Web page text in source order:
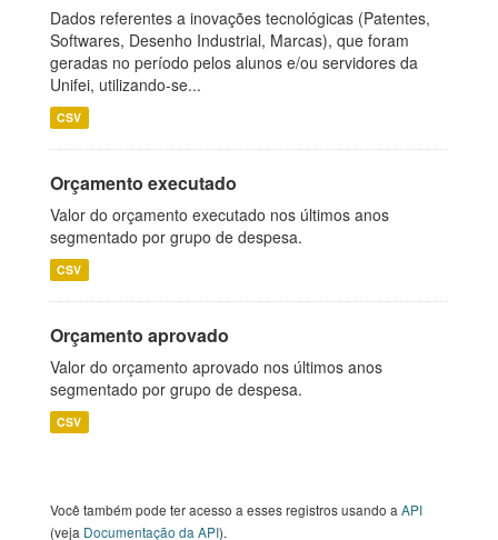
Dados referentes a inovações tecnológicas (Patentes,
Softwares, Desenho Industrial, Marcas), que foram
geradas no período pelos alunos e/ou servidores da
Unifei, utilizando-se...
CSV
Orçamento executado
Valor do orçamento executado nos últimos anos
segmentado por grupo de despesa.
CSV
Orçamento aprovado
Valor do orçamento aprovado nos últimos anos
segmentado por grupo de despesa.
CSV
Você também pode ter acesso a esses registros usando a API
(veja Documentação da API).